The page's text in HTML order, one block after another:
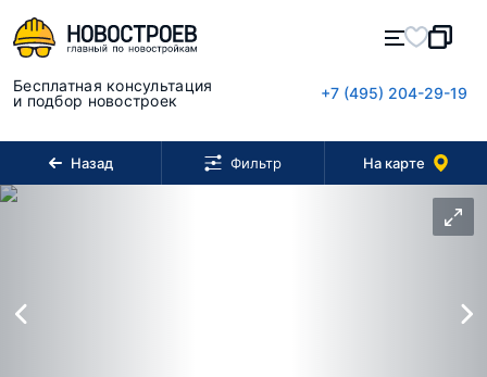
Бесплатная консультация
и подбор новостроек
+7 (495) 204-29-19
Назад Фильтр На карте